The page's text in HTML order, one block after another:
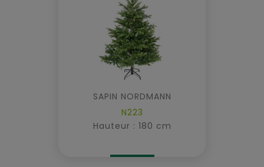
SAPIN NORDMANN
N223
Hauteur : 180 cm